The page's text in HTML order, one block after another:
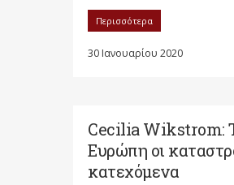
Περισσότερα
30 Ιανουαρίου 2020
Cecilia Wikstrom:
Ευρώπη οι
κατεχόμενα